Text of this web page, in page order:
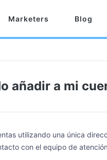
Marketers Blog
añadir a mi
utilizando una única
con el equipo de